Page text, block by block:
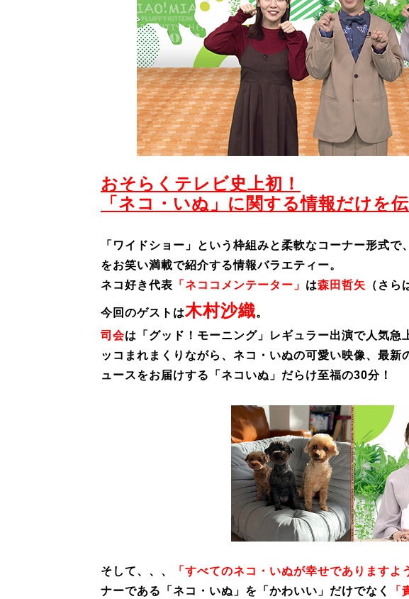
おそらくテレビ史上初！
「ネコ・いぬ」に関する情報だけを
「ワイドショー」という枠組みと柔軟なコーナー形式で
をお笑い満載で紹介する情報バラエティー。
ネコ好き代表 「ネココメンテーター」 は森田哲矢 （さら
今回のゲストは木村沙織。
司会は「グッド！モーニング」レギュラー出演で人気急
ッコまれまくりながら、ネコ・いぬの可愛い映像、最新
ュースをお届けする「ネコいぬ」だらけ至福の30分！
そして、、、 「すべてのネコ・いぬが幸せでありますよ
ナーである「ネコ・いぬ」を「かわいい」だけでなく
「